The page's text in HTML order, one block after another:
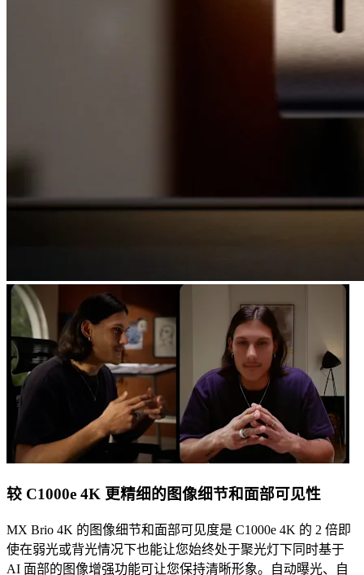
较 C1000e 4K 更精细的图像细节和面部可见性
MX Brio 4K 的图像细节和面部可见度是 C1000e 4K 的 2 倍即
使在弱光或背光情况下也能让您始终处于聚光灯下同时基于
AI 面部的图像增强功能可让您保持清晰形象。自动曝光、自